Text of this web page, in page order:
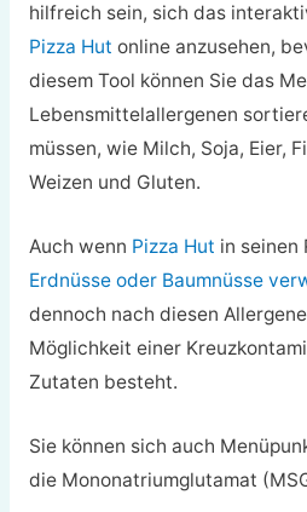
hilfreich sein, sich das
Pizza Hut online anzusehen,
diesem Tool können Sie das
Lebensmittelallergenen
müssen, wie Milch, Soja, Eier,
Weizen und Gluten.
Auch wenn Pizza Hut in seinen
Erdnüsse oder Baumnüsse
dennoch nach diesen
Möglichkeit einer
Zutaten besteht.
Sie können sich auch
die Mononatriumglutamat